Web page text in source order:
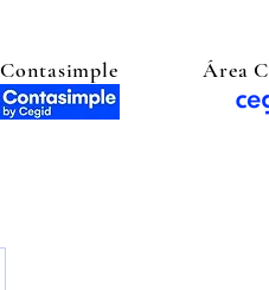
Contasimple Área